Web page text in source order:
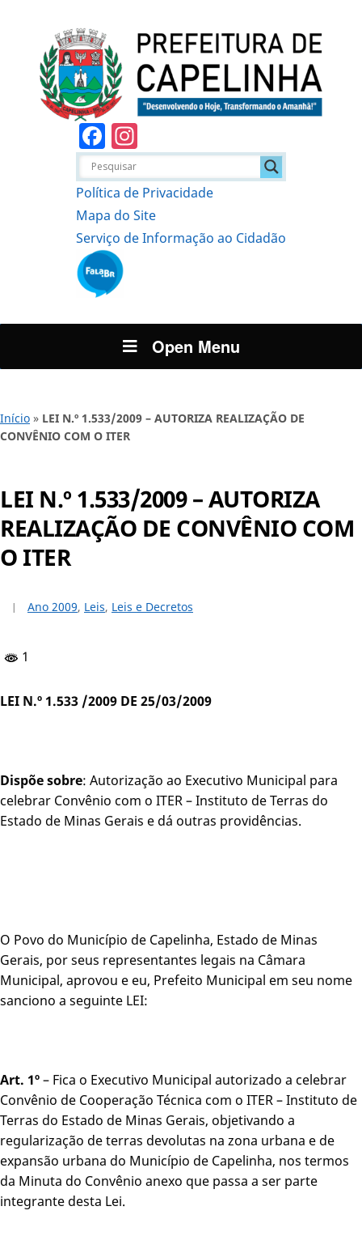
Facebook
Política de Privacidade
Mapa do Site
Serviço de Informação ao Cidadão
Open Menu
Início » LEI N.º 1.533/2009 – AUTORIZA REALIZAÇÃO DE
CONVÊNIO COM O ITER
LEI N.º 1.533/2009 – AUTORIZA
REALIZAÇÃO DE CONVÊNIO COM
O ITER
Ano 2009, Leis, Leis e Decretos
1
LEI N.º 1.533 /2009 DE 25/03/2009
Dispõe sobre: Autorização ao Executivo Municipal para
celebrar Convênio com o ITER – Instituto de Terras do
Estado de Minas Gerais e dá outras providências.
O Povo do Município de Capelinha, Estado de Minas
Gerais, por seus representantes legais na Câmara
Municipal, aprovou e eu, Prefeito Municipal em seu nome
sanciono a seguinte LEI:
Art. 1º– Fica o Executivo Municipal autorizado a celebrar
Convênio de Cooperação Técnica com o ITER – Instituto de
Terras do Estado de Minas Gerais, objetivando a
regularização de terras devolutas na zona urbana e de
expansão urbana do Município de Capelinha, nos termos
da Minuta do Convênio anexo que passa a ser parte
integrante desta Lei.